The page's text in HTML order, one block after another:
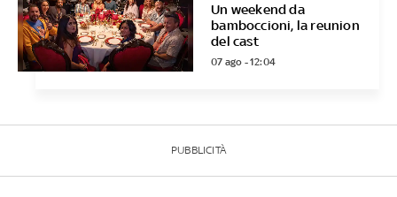
Un weekend da
bamboccioni, la reunion
del cast
07 ago - 12:04
PUBBLICITÀ